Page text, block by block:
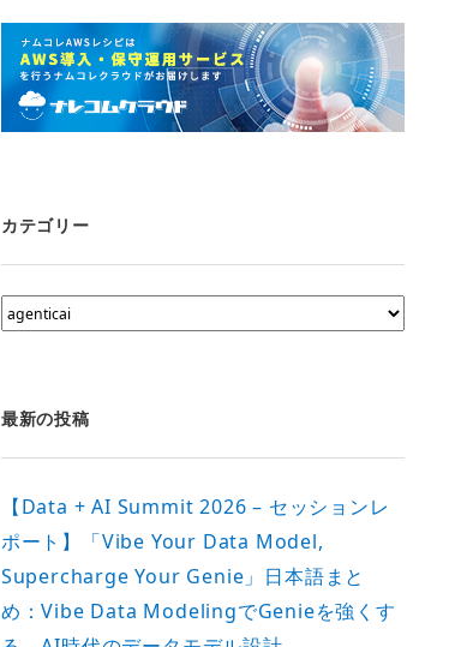
カテゴリー
カ
テ
ー
最新の投稿
【Data + AI Summit 2026 – セッションレ
ポート】「Vibe Your Data Model,
Supercharge Your Genie」日本語まと
め：Vibe Data ModelingでGenieを強くす